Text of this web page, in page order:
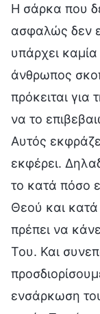
Η σάρκα που
ασφαλώς δεν
υπάρχει
άνθρωπος
πρόκειται
να το
Αυτός
εκφέρει.
το κατά πόσο
Θεού και κατά
πρέπει να
Του. Και
ενσάρκωση